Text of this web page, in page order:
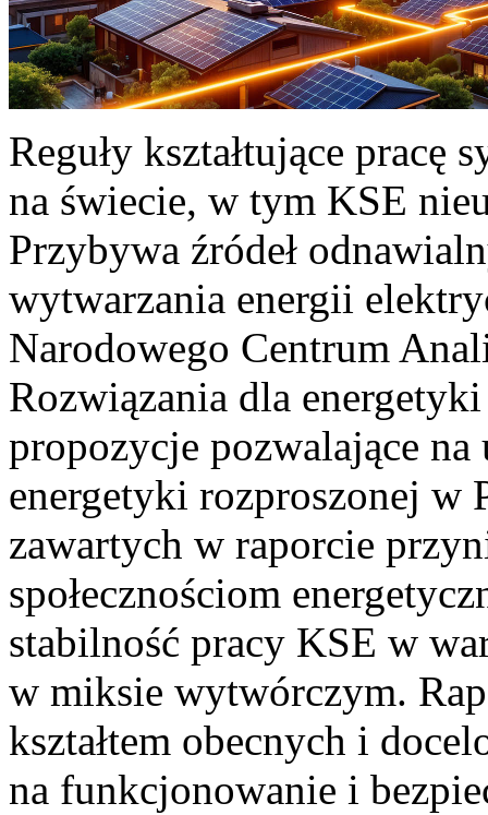
Reguły kształtujące pracę
na świecie, w tym KSE
Przybywa źródeł
wytwarzania energii
Narodowego Centrum
Rozwiązania dla
propozycje pozwalające
energetyki rozproszonej w
zawartych w raporcie
społecznościom
stabilność pracy KSE w
w miksie wytwórczym.
kształtem obecnych i
na funkcjonowanie i